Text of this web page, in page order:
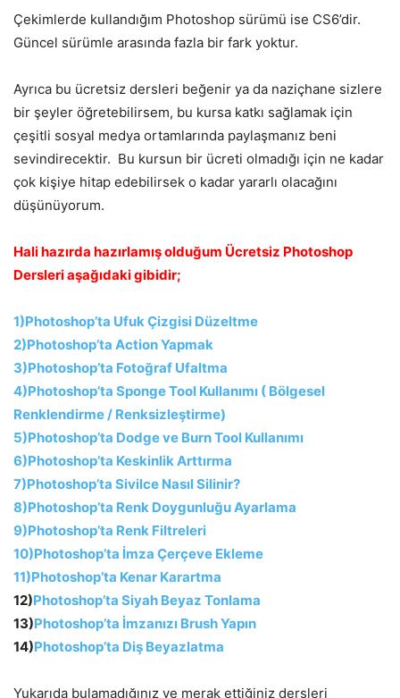
Çekimlerde kullandığım Photoshop sürümü ise CS6’dir.
Güncel sürümle arasında fazla bir fark yoktur.
Ayrıca bu ücretsiz dersleri beğenir ya da naziçhane sizlere
bir şeyler öğretebilirsem, bu kursa katkı sağlamak için
çeşitli sosyal medya ortamlarında paylaşmanız beni
sevindirecektir. Bu kursun bir ücreti olmadığı için ne kadar
çok kişiye hitap edebilirsek o kadar yararlı olacağını
düşünüyorum.
Hali hazırda hazırlamış olduğum Ücretsiz Photoshop
Dersleri aşağıdaki gibidir;
1)Photoshop’ta Ufuk Çizgisi Düzeltme
2)Photoshop’ta Action Yapmak
3)Photoshop’ta Fotoğraf Ufaltma
4)Photoshop’ta Sponge Tool Kullanımı ( Bölgesel
Renklendirme / Renksizleştirme)
5)Photoshop’ta Dodge ve Burn Tool Kullanımı
6)Photoshop’ta Keskinlik Arttırma
7)Photoshop’ta Sivilce Nasıl Silinir?
8)Photoshop’ta Renk Doygunluğu Ayarlama
9)Photoshop’ta Renk Filtreleri
10)Photoshop’ta İmza Çerçeve Ekleme
11)Photoshop’ta Kenar Karartma
12)Photoshop’ta Siyah Beyaz Tonlama
13)Photoshop’ta İmzanızı Brush Yapın
14)Photoshop’ta Diş Beyazlatma
Yukarıda bulamadığınız ve merak ettiğiniz dersleri